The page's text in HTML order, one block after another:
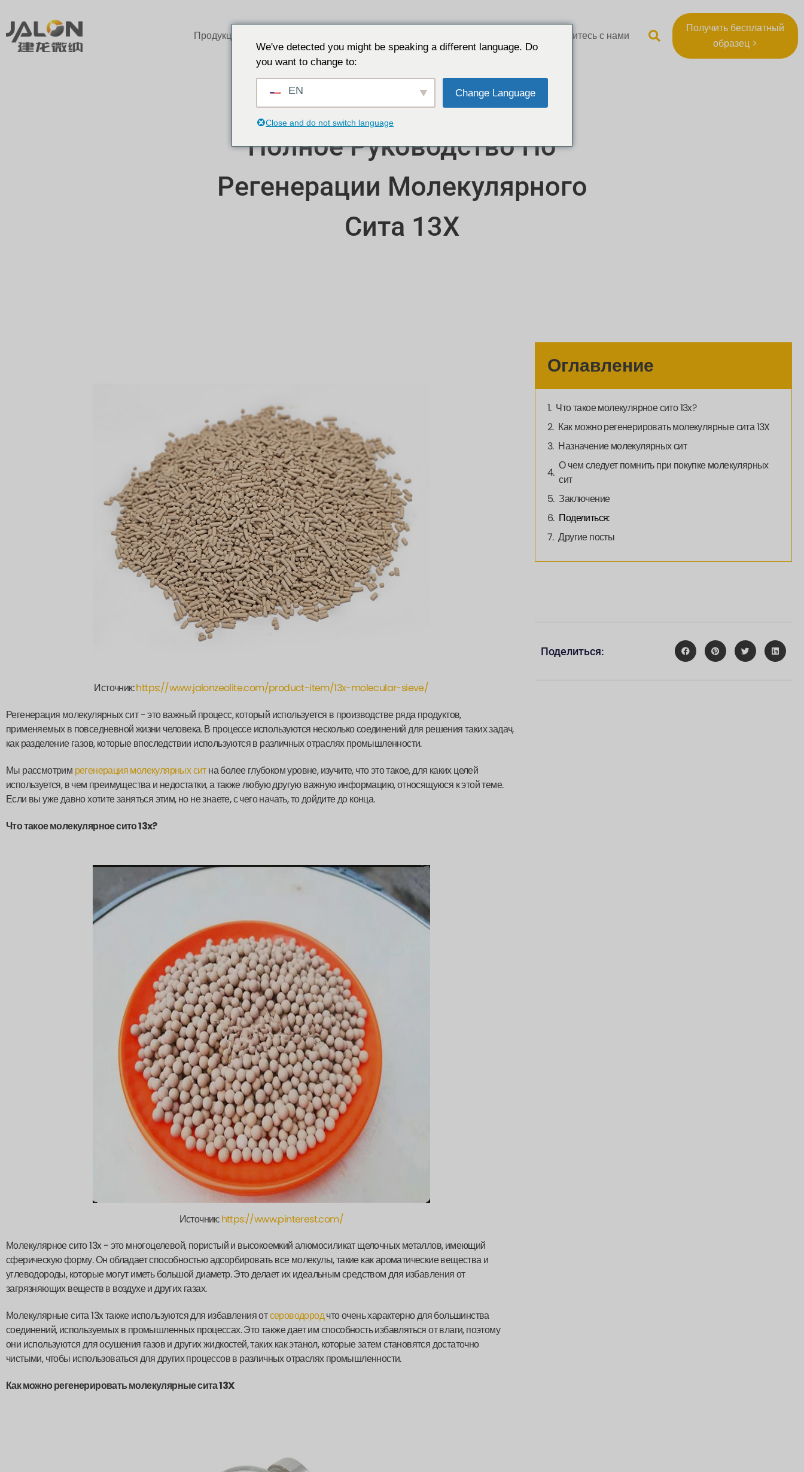
Продукция Свяжитесь с нами
Получить бесплатный
образец >
Полное Руководство По
Регенерации Молекулярного
Сита 13X
Источник:https://www.jalonzeolite.com/product-item/13x-molecular-sieve/
Регенерация молекулярных сит - это важный процесс, который используется в производстве ряда продуктов,
применяемых в повседневной жизни человека. В процессе используются несколько соединений для решения таких задач,
как разделение газов, которые впоследствии используются в различных отраслях промышленности.
Мы рассмотрим регенерация молекулярных ситна более глубоком уровне, изучите, что это такое, для каких целей
используется, в чем преимущества и недостатки, а также любую другую важную информацию, относящуюся к этой теме.
Если вы уже давно хотите заняться этим, но не знаете, с чего начать, то дойдите до конца.
Что такое молекулярное сито 13x?
Источник:https://www.pinterest.com/
Молекулярное сито 13x - это многоцелевой, пористый и высокоемкий алюмосиликат щелочных металлов, имеющий
сферическую форму. Он обладает способностью адсорбировать все молекулы, такие как ароматические вещества и
углеводороды, которые могут иметь большой диаметр. Это делает их идеальным средством для избавления от
загрязняющих веществ в воздухе и других газах.
Молекулярные сита 13x также используются для избавления отсероводородчто очень характерно для большинства
соединений, используемых в промышленных процессах. Это также дает им способность избавляться от влаги, поэтому
они используются для осушения газов и других жидкостей, таких как этанол, которые затем становятся достаточно
чистыми, чтобы использоваться для других процессов в различных отраслях промышленности.
Как можно регенерировать молекулярные сита 13X
Оглавление
Что такое молекулярное сито 13x?
Как можно регенерировать молекулярные сита 13X
Назначение молекулярных сит
О чем следует помнить при покупке молекулярных
сит
Заключение
Поделиться:
Другие посты
Поделиться:
We've detected you might be speaking a different language. Do
you want to change to:
EN Change Language
Close and do not switch language